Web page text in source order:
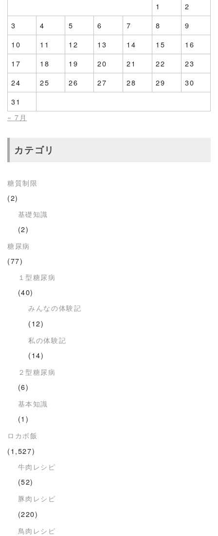
1
2
3
4 5 6 7 8
9
10
11 12 13 14 15
16
17
18 19 20 21 22
23
24
25 26 27 28 29
30
31
« 7月
カテゴリ
糖質制限
(2)
基礎知識
(2)
糖尿病
(77)
１型糖尿病
(40)
みんなの体験記
(12)
私の体験記
(14)
２型糖尿病
(6)
基本知識
(1)
ロカボ飯
(1,527)
牛肉レシピ
(52)
豚肉レシピ
(220)
鳥肉レシピ